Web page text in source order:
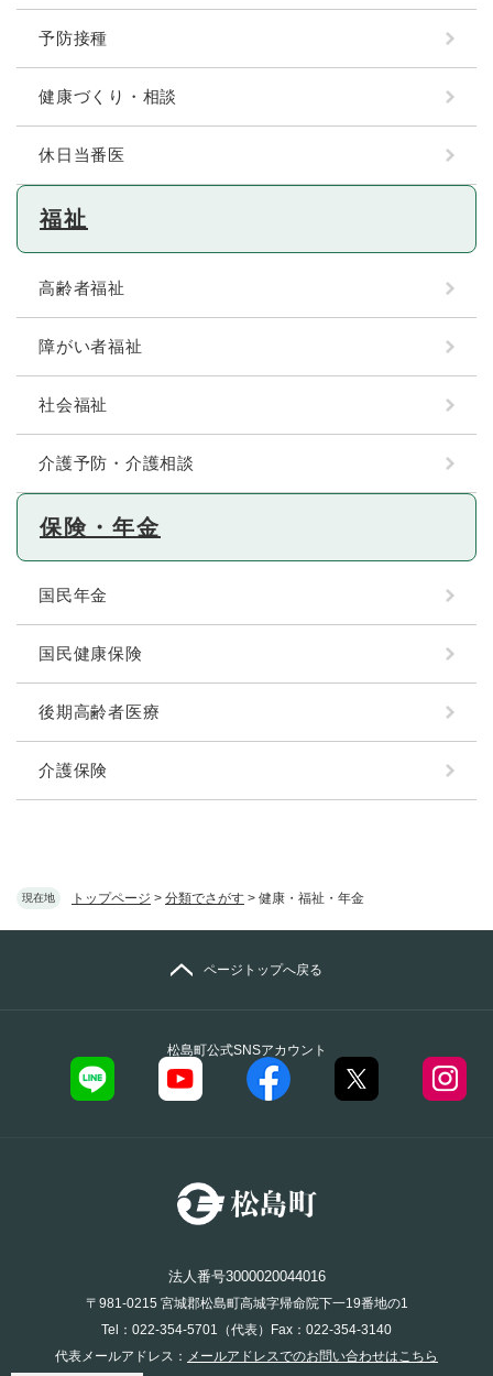
現在地 トップページ > 分類でさがす > 健康・福祉・年金
予防接種
健康づくり・相談
休日当番医
福祉
高齢者福祉
障がい者福祉
社会福祉
介護予防・介護相談
保険・年金
国民年金
国民健康保険
後期高齢者医療
介護保険
松島町公式SNSアカウント
ページトップへ戻る
法人番号3000020044016
〒981-0215 宮城郡松島町高城字帰命院下一19番地の1
Tel：022-354-5701（代表）Fax：022-354-3140
代表メールアドレス： メールアドレスでのお問い合わせはこちら